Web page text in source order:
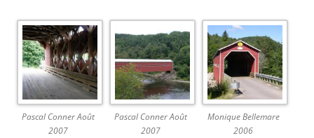
Pascal Conner Août
2007
Pascal Conner Août
2007
Monique Bellemare
2006